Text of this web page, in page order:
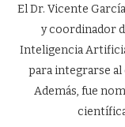
El Dr. Vicente
y coordinador
Inteligencia
para integrarse
Además, fue